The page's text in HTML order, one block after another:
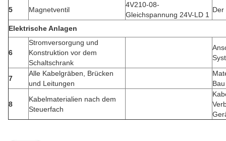
5 Magnetventil
4V210-08-
Gleichspannung 24V-LD 1
Der
Elektrische Anlagen
6
Stromversorgung und
Konstruktion vor dem
Schaltschrank
7
Alle Kabelgräben, Brücken
und Leitungen
Bau
8
Kabelmaterialien nach dem
Steuerfach